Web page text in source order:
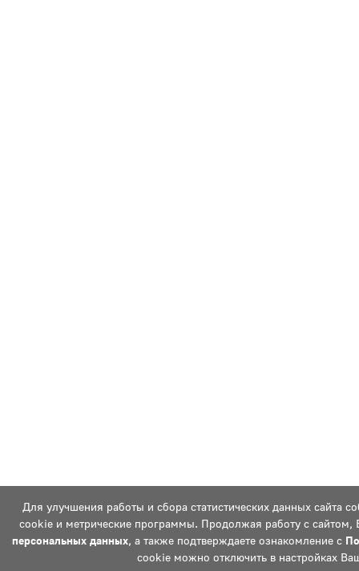
Для улучшения работы и сбора статистических данных сайта
cookie и метрические программы. Продолжая работу с сайтом,
персональных данных, а также подтверждаете ознакомление с
cookie можно отключить в настройках